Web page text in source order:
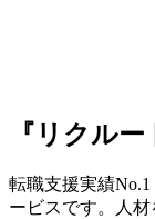
『リクル
転職支援実績
ービスです。人